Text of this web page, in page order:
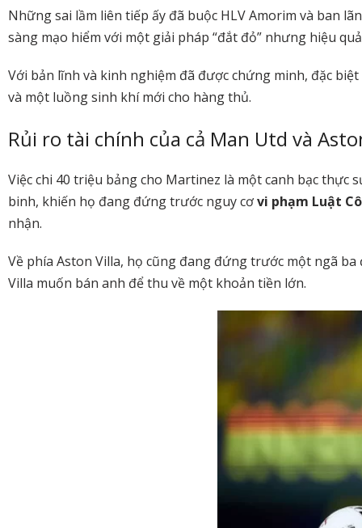
Những sai lầm liên tiếp ấy đã buộc HLV Amorim và ban
sàng mạo hiểm với một giải pháp “đắt đỏ” nhưng hiệu
Với bản lĩnh và kinh nghiệm đã được chứng minh, đặc
và một luồng sinh khí mới cho hàng thủ.
Rủi ro tài chính của cả Man Utd và
Việc chi 40 triệu bảng cho Martinez là một canh bạc thực
binh, khiến họ đang đứng trước nguy cơvi phạm Luật
nhận.
Về phía Aston Villa, họ cũng đang đứng trước một ngã
Villa muốn bán anh để thu về một khoản tiền lớn.